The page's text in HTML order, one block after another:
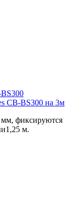
CB-BS300 на 3м
фиксируются
м.